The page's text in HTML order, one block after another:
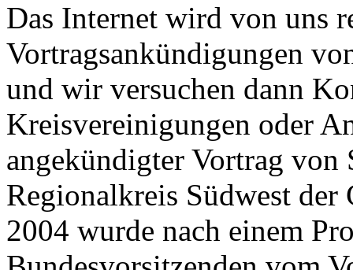
Das Internet wird von uns
Vortragsankündigungen
und wir versuchen dann
Kreisvereinigungen oder
angekündigter Vortrag
Regionalkreis Südwest
2004 wurde nach einem